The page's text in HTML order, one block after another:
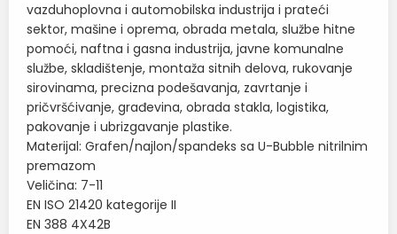
vazduhoplovna i automobilska industrija i prateći
sektor, mašine i oprema, obrada metala, službe hitne
pomoći, naftna i gasna industrija, javne komunalne
službe, skladištenje, montaža sitnih delova, rukovanje
sirovinama, precizna podešavanja, zavrtanje i
pričvršćivanje, građevina, obrada stakla, logistika,
pakovanje i ubrizgavanje plastike.
Materijal: Grafen/najlon/spandeks sa U-Bubble nitrilnim
premazom
Veličina: 7-11
EN ISO 21420 kategorije II
EN 388 4X42B